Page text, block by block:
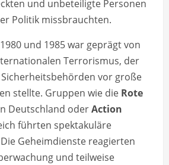
und unbeteiligte Personen
Politik missbrauchten.
und 1985 war geprägt von
Terrorismus, der
vor große
stellte. Gruppen wie die Rote
Deutschland oderAction
führten spektakuläre
Geheimdienste reagierten
und teilweise